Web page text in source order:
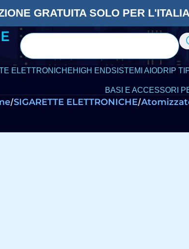
GRATUITA SOLO PER
ELETTRONICHEHIGH ENDSISTEMI AIODRIP
BASI E ACCESSORI
SIGARETTE ELETTRONICHE